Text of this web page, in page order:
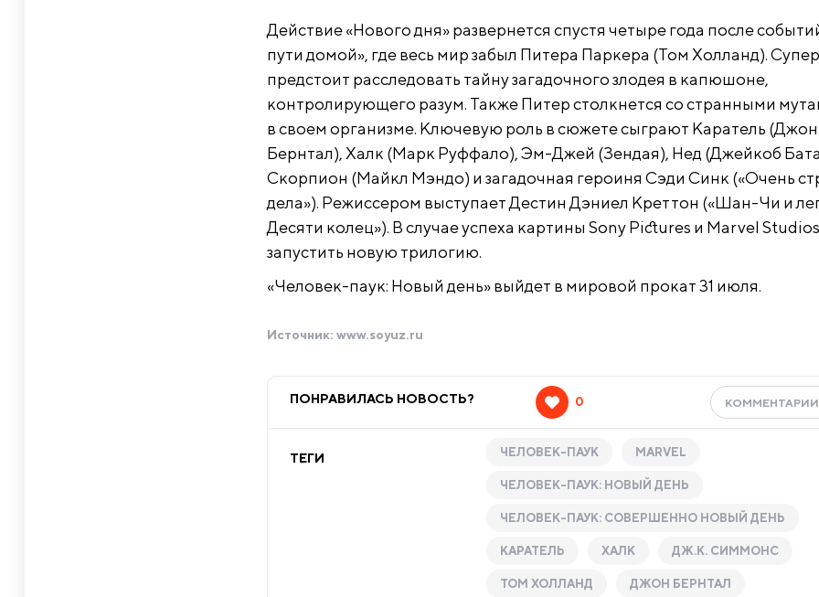
Действие «Нового дня» развернется спустя четыре года после
пути домой», где весь мир забыл Питера Паркера (Том Холланд).
предстоит расследовать тайну загадочного злодея в капюшоне,
контролирующего разум. Также Питер столкнется со странными
в своем организме. Ключевую роль в сюжете сыграют Каратель (Джон
Бернтал), Халк (Марк Руффало), Эм-Джей (Зендая), Нед (Джейкоб
Скорпион (Майкл Мэндо) и загадочная героиня Сэди Синк («Очень
дела»). Режиссером выступает Дестин Дэниел Креттон («Шан-Чи и
Десяти колец»). В случае успеха картины Sony Pictures и Marvel
запустить новую трилогию.
«Человек-паук: Новый день» выйдет в мировой прокат 31 июля.
Источник: www.soyuz.ru
ПОНРАВИЛАСЬ НОВОСТЬ? 0 КОММЕНТАРИИ
ТЕГИ ЧЕЛОВЕК-ПАУК MARVEL
ЧЕЛОВЕК-ПАУК: НОВЫЙ ДЕНЬ
ЧЕЛОВЕК-ПАУК: СОВЕРШЕННО НОВЫЙ ДЕНЬ
КАРАТЕЛЬ ХАЛК ДЖ.К. СИММОНС
ТОМ ХОЛЛАНД ДЖОН БЕРНТАЛ